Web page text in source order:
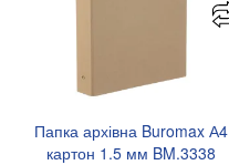
Папка архівна Buromax А4
картон 1.5 мм BM.3338